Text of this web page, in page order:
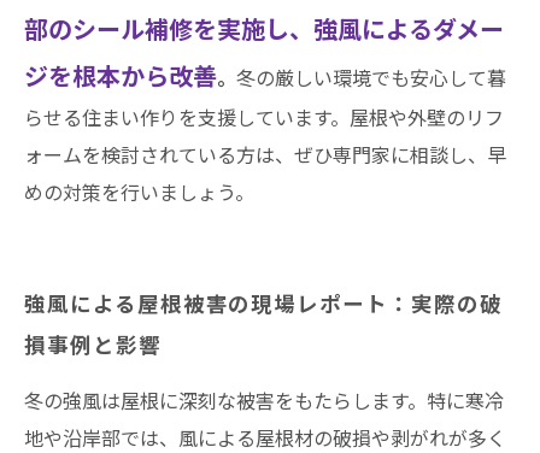
部のシール補修を実施し、強風によるダメー
ジを根本から改善。 冬の厳しい環境でも安心して暮
らせる住まい作りを支援しています。屋根や外壁のリフ
ォームを検討されている方は、ぜひ専門家に相談し、早
めの対策を行いましょう。
強風による屋根被害の現場レポート：実際の破
損事例と影響
冬の強風は屋根に深刻な被害をもたらします。特に寒冷
地や沿岸部では、風による屋根材の破損や剥がれが多く